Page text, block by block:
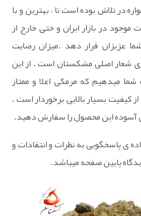
در تلاش بوده است تا ، بهترین و با
در بازار ایران و حتی خارج از
عزیزان قرار دهد .میزان رضایت
شعار اصلی مشکستان است . از این
شما میدهیم که مرمکی اعلا و ممتاز
کیفیت بسیار بالایی برخوردار است .
آسوده این محصول را سفارش دهید.
ی پاسخگویی به نظرات و انتقادات و
پایین صفحه میباشد.